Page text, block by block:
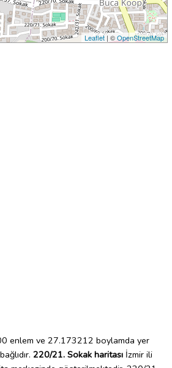
Leaflet| ©OpenStreetMap
enlem ve 27.173212 boylamda yer
220/21. Sokak haritası İzmir ili